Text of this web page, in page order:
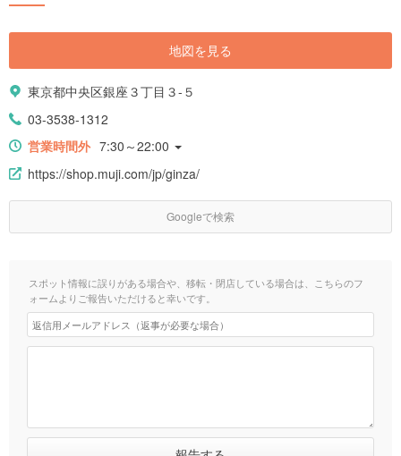
地図を見る
東京都中央区銀座３丁目３-５
03-3538-1312
営業時間外 7:30～22:00
https://shop.muji.com/jp/ginza/
Googleで検索
スポット情報に誤りがある場合や、移転・閉店している場合は、こちらのフ
ォームよりご報告いただけると幸いです。